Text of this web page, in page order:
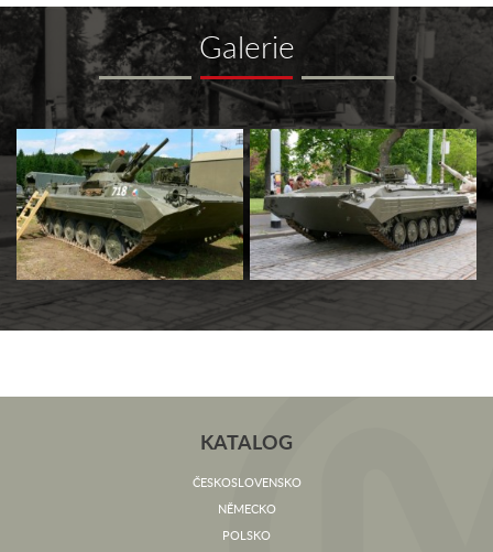
Galerie
KATALOG
ČESKOSLOVENSKO
NĚMECKO
POLSKO